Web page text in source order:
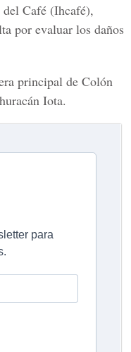
Café (Ihcafé),
por evaluar los daños
principal de Colón
Iota.